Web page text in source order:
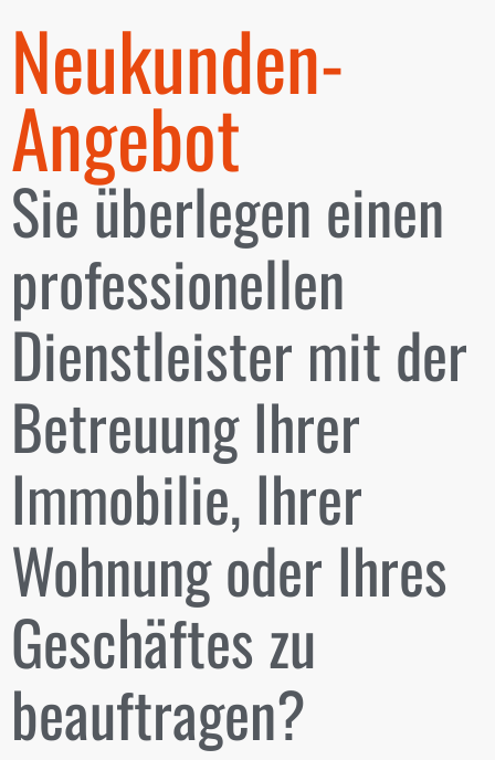
Neukunden-
Angebot
Sie überlegen einen
professionellen
Dienstleister mit der
Betreuung Ihrer
Immobilie, Ihrer
Wohnung oder Ihres
Geschäftes zu
beauftragen?